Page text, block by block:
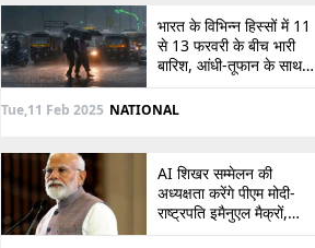
भारत के विभिन्न हिस्सों में 11
से 13 फरवरी के बीच भारी
बारिश, आंधी-तूफान के साथ
बर्फबारी का अलर्ट
Tue,11 Feb 2025 NATIONAL
AI शिखर सम्मेलन की
अध्यक्षता करेंगे पीएम मोदी-
राष्ट्रपति इमैनुएल मैक्रों,
भारत-फ्रांस संबंधों को देंगे नई